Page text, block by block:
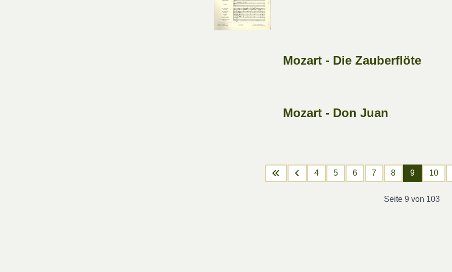
Mozart - Die Zauberflöte
Mozart - Don Juan
4 5 6 7 8 9 10
Seite 9 von 103